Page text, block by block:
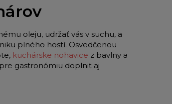
oleju, udržať vás v suchu, a
plného hostí. Osvedčenou
kuchárske nohavice z bavlny a
gastronómiu doplniť aj